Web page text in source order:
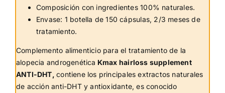
Composición con ingredientes 100% naturales.
Envase: 1 botella de 150 cápsulas, 2/3 meses de
tratamiento.
Complemento alimenticio para el tratamiento de la
alopecia androgenética Kmax hairloss supplement
ANTI-DHT,contiene los principales extractos naturales
de acción anti-DHT y antioxidante, es conocido